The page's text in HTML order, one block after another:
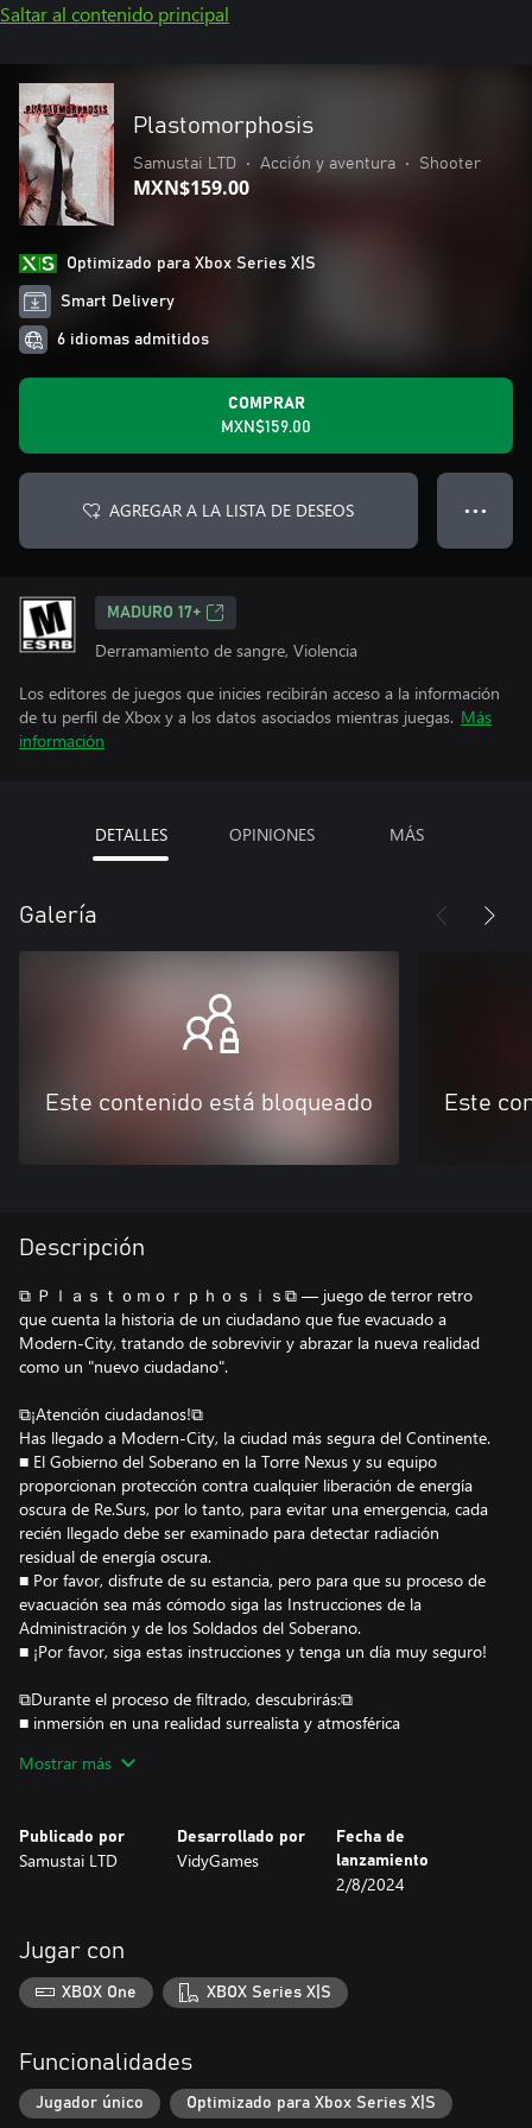
Saltar al contenido principal
Plastomorphosis
Samustai LTD • Acción y aventura • Shooter
MXN$159.00
Optimizado para Xbox Series X|S
Smart Delivery
6 idiomas admitidos
COMPRAR
MXN$159.00
AGREGAR A LA LISTA DE DESEOS ● ● ●
MADURO 17+
Derramamiento de sangre, Violencia
Los editores de juegos que inicies recibirán acceso a la información
de tu perfil de Xbox y a los datos asociados mientras juegas. Más
información
DETALLES OPINIONES MÁS
Galería
Este contenido está bloqueado Este
Descripción
⧉ Ｐｌａｓｔｏｍｏｒｐｈｏｓｉｓ⧉ — juego de terror retro
que cuenta la historia de un ciudadano que fue evacuado a
Modern-City, tratando de sobrevivir y abrazar la nueva realidad
como un "nuevo ciudadano".
⧉¡Atención ciudadanos!⧉
Has llegado a Modern-City, la ciudad más segura del Continente.
■ El Gobierno del Soberano en la Torre Nexus y su equipo
proporcionan protección contra cualquier liberación de energía
oscura de Re.Surs, por lo tanto, para evitar una emergencia, cada
recién llegado debe ser examinado para detectar radiación
residual de energía oscura.
■ Por favor, disfrute de su estancia, pero para que su proceso de
evacuación sea más cómodo siga las Instrucciones de la
Administración y de los Soldados del Soberano.
■ ¡Por favor, siga estas instrucciones y tenga un día muy seguro!
⧉Durante el proceso de filtrado, descubrirás:⧉
■ inmersión en una realidad surrealista y atmosférica
ángulos de cámara fijos (también conocidos como cinemáticos),
■ simulación de gráficos de principios de la década de 2000
(como el aspecto cross-gen de PS1/PS2), pero también uso de
posprocesamiento moderno para potenciar el aspecto retro con
Mostrar más
Publicado por
Samustai LTD
Desarrollado por
VidyGames
Fecha de
lanzamiento
2/8/2024
Jugar con
XBOX One XBOX Series X|S
Funcionalidades
Jugador único Optimizado para Xbox Series X|S